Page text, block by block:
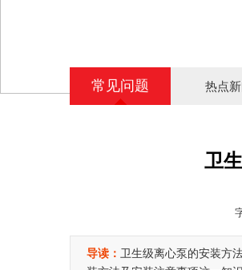
常见问题 热点
卫
导读： 卫生级离心泵的安装方